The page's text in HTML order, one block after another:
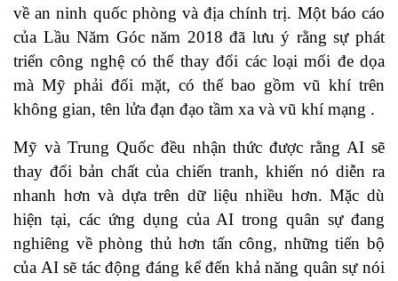
về an ninh quốc phòng và địa chính trị. Một báo cáo
của Lầu Năm Góc năm 2018 đã lưu ý rằng sự phát
triển công nghệ có thể thay đổi các loại mối đe dọa
mà Mỹ phải đối mặt, có thể bao gồm vũ khí trên
không gian, tên lửa đạn đạo tầm xa và vũ khí mạng .
Mỹ và Trung Quốc đều nhận thức được rằng AI sẽ
thay đổi bản chất của chiến tranh, khiến nó diễn ra
nhanh hơn và dựa trên dữ liệu nhiều hơn. Mặc dù
hiện tại, các ứng dụng của AI trong quân sự đang
nghiêng về phòng thủ hơn tấn công, những tiến bộ
của AI sẽ tác động đáng kể đến khả năng quân sự nói